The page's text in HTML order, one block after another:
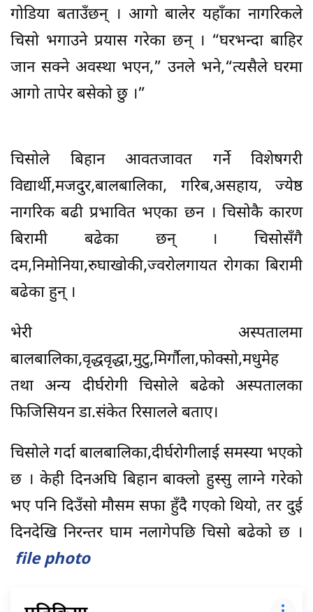
गोडिया बताउँछन् । आगो बालेर यहाँका नागरिकले
चिसो भगाउने प्रयास गरेका छन् । “घरभन्दा बाहिर
जान सक्ने अवस्था भएन,” उनले भने,“त्यसैले घरमा
आगो तापेर बसेको छु ।”
चिसोले बिहान आवतजावत गर्ने विशेषगरी
विद्यार्थी,मजदुर,बालबालिका, गरिब,असहाय, ज्येष्ठ
नागरिक बढी प्रभावित भएका छन । चिसोकै कारण
बिरामी बढेका छन् । चिसोसँगै
दम,निमोनिया,रुघाखोकी,ज्वरोलगायत रोगका बिरामी
बढेका हुन् ।
भेरी अस्पतालमा
बालबालिका,वृद्धवृद्धा,मुटु,मिर्गौला,फोक्सो,मधुमेह
तथा अन्य दीर्घरोगी चिसोले बढेको अस्पतालका
फिजिसियन डा.संकेत रिसालले बताए।
चिसोले गर्दा बालबालिका,दीर्घरोगीलाई समस्या भएको
छ । केही दिनअघि बिहान बाक्लो हुस्सु लाग्ने गरेको
भए पनि दिउँसो मौसम सफा हुँदै गएको थियो, तर दुई
दिनदेखि निरन्तर घाम नलागेपछि चिसो बढेको छ ।
file photo